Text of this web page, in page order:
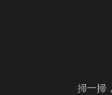
掃一掃